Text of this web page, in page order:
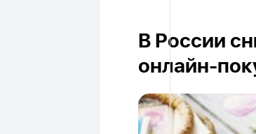
В России
онлайн-